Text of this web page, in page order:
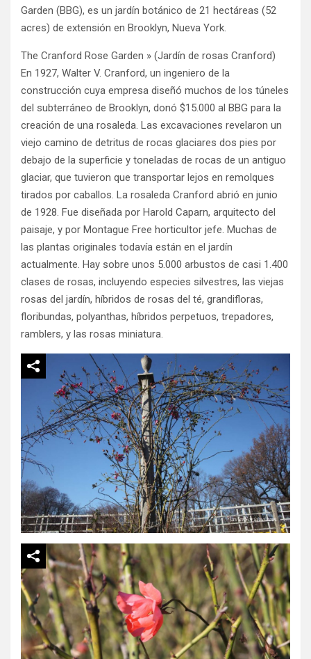
Garden (BBG), es un jardín botánico de 21 hectáreas (52
acres) de extensión en Brooklyn, Nueva York.
The Cranford Rose Garden » (Jardín de rosas Cranford)
En 1927, Walter V. Cranford, un ingeniero de la
construcción cuya empresa diseñó muchos de los túneles
del subterráneo de Brooklyn, donó $15.000 al BBG para la
creación de una rosaleda. Las excavaciones revelaron un
viejo camino de detritus de rocas glaciares dos pies por
debajo de la superficie y toneladas de rocas de un antiguo
glaciar, que tuvieron que transportar lejos en remolques
tirados por caballos. La rosaleda Cranford abrió en junio
de 1928. Fue diseñada por Harold Caparn, arquitecto del
paisaje, y por Montague Free horticultor jefe. Muchas de
las plantas originales todavía están en el jardín
actualmente. Hay sobre unos 5.000 arbustos de casi 1.400
clases de rosas, incluyendo especies silvestres, las viejas
rosas del jardín, híbridos de rosas del té, grandifloras,
floribundas, polyanthas, híbridos perpetuos, trepadores,
ramblers, y las rosas miniatura.